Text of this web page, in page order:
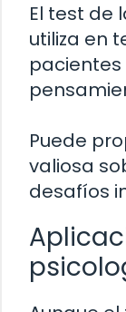
El test de
utiliza en
pacientes
Puede
valiosa
desafíos